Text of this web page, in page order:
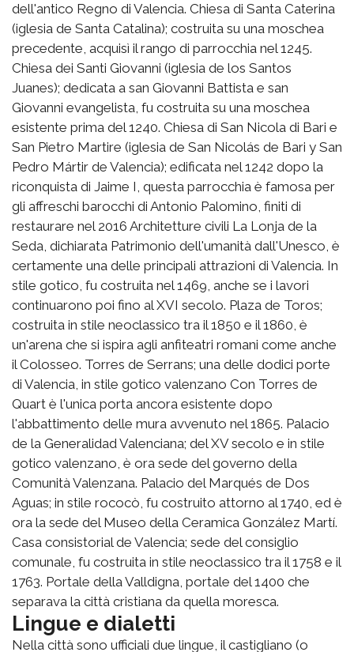
dell'antico Regno di Valencia. Chiesa di Santa Caterina
(iglesia de Santa Catalina); costruita su una moschea
precedente, acquisì il rango di parrocchia nel 1245.
Chiesa dei Santi Giovanni (iglesia de los Santos
Juanes); dedicata a san Giovanni Battista e san
Giovanni evangelista, fu costruita su una moschea
esistente prima del 1240. Chiesa di San Nicola di Bari e
San Pietro Martire (iglesia de San Nicolás de Bari y San
Pedro Mártir de Valencia); edificata nel 1242 dopo la
riconquista di Jaime I, questa parrocchia è famosa per
gli affreschi barocchi di Antonio Palomino, finiti di
restaurare nel 2016 Architetture civili La Lonja de la
Seda, dichiarata Patrimonio dell'umanità dall'Unesco, è
certamente una delle principali attrazioni di Valencia. In
stile gotico, fu costruita nel 1469, anche se i lavori
continuarono poi fino al XVI secolo. Plaza de Toros;
costruita in stile neoclassico tra il 1850 e il 1860, è
un'arena che si ispira agli anfiteatri romani come anche
il Colosseo. Torres de Serrans; una delle dodici porte
di Valencia, in stile gotico valenzano Con Torres de
Quart è l'unica porta ancora esistente dopo
l'abbattimento delle mura avvenuto nel 1865. Palacio
de la Generalidad Valenciana; del XV secolo e in stile
gotico valenzano, è ora sede del governo della
Comunità Valenzana. Palacio del Marqués de Dos
Aguas; in stile rococò, fu costruito attorno al 1740, ed è
ora la sede del Museo della Ceramica González Martí.
Casa consistorial de Valencia; sede del consiglio
comunale, fu costruita in stile neoclassico tra il 1758 e il
1763. Portale della Valldigna, portale del 1400 che
separava la città cristiana da quella moresca.
Lingue e dialetti
Nella città sono ufficiali due lingue, il castigliano (o